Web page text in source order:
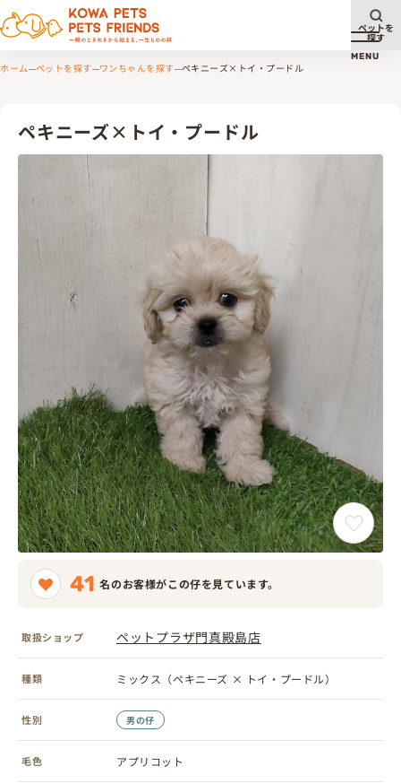
メニ
MENU
ペットを
探す
ホーム ペットを探す ワンちゃんを探す ペキニーズ×トイ・プードル
ペキニーズ×トイ・プードル
41 名のお客様がこの仔を見ています。
取扱ショップ ペットプラザ門真殿島店
種類 ミックス（ペキニーズ × トイ・プードル）
性別 男の仔
毛色 アプリコット